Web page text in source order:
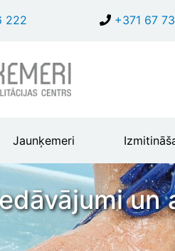
222 +371 67
Jaunķemeri
un